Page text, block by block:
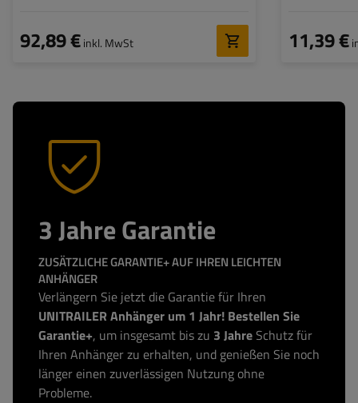
92,89 €inkl. MwSt 11,39 €
3 Jahre Garantie
ZUSÄTZLICHE GARANTIE+ AUF IHREN LEICHTEN
ANHÄNGER
Verlängern Sie jetzt die Garantie für Ihren
UNITRAILER Anhänger um 1 Jahr! Bestellen Sie
Garantie+, um insgesamt bis zu 3 Jahre Schutz für
Ihren Anhänger zu erhalten, und genießen Sie noch
länger einen zuverlässigen Nutzung ohne
Probleme.